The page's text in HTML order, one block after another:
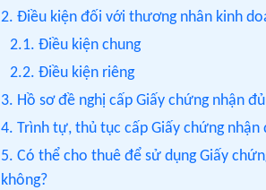
2. Điều kiện đối với thương nhân kinh
2.1. Điều kiện chung
2.2. Điều kiện riêng
3. Hồ sơ đề nghị cấp Giấy chứng nhận
4. Trình tự, thủ tục cấp Giấy chứng nhận
5. Có thể cho thuê để sử dụng Giấy
không?